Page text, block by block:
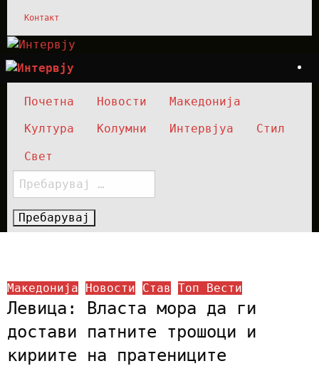
content
Контакт
Интервју
Интервју
Почетна Новости Македонија
Култура Kолумни Интервјуа Стил
Свет
Пребарувај
за:
Македонија Новости Став Топ Вести
Левица: Власта мора да ги
достави патните трошоци и
кириите на пратениците